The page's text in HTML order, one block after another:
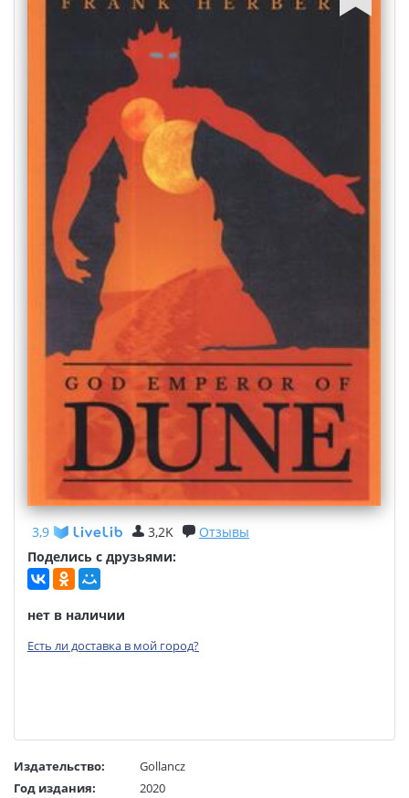
3,9 3,2K
Отзывы
Поделись с друзьями:
нет в наличии
Есть ли доставка в мой город?
Издательство:
Gollancz
Год издания:
2020